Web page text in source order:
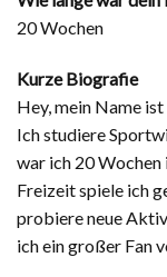
20 Wochen
Kurze Biografie
Hey, mein Name
Ich studiere
war ich 20 Wochen
Freizeit spiele ich
probiere neue
ich ein großer Fan